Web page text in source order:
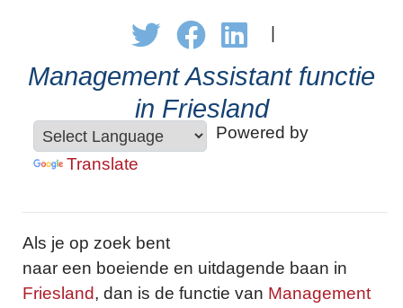
Management Assistant functie
in Friesland
Powered by
Translate
Als je op zoek bent
naar een boeiende en uitdagende baan in
Friesland, dan is de functie van Management